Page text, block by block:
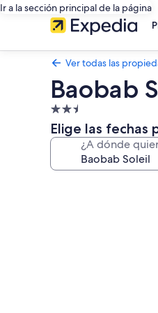
Ir a la sección principal de la página
Ver todas las
Baobab
Propiedad
de
2.5
estrellas
Elige las fechas
¿A dónde